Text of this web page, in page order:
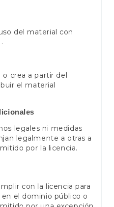
del material con
o crea a partir del
el material
legales ni medidas
legalmente a otras a
por la licencia.
con la licencia para
el dominio público o